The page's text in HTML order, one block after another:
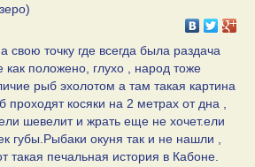
свою точку где всегда была раздача
как положено, глухо , народ тоже
рыб эхолотом а там такая картина
косяки на 2 метрах от дна ,
шевелит и жрать еще не хочет.ели
губы.Рыбаки окуня так и не нашли ,
печальная история в Кабоне.